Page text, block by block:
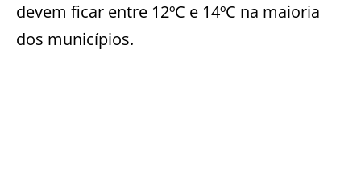
devem ficar entre 12ºC e 14ºC na maioria
dos municípios.